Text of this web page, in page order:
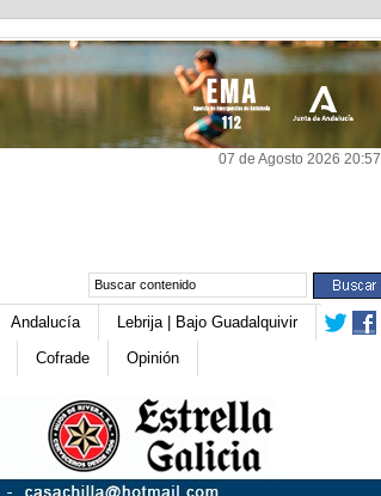
07 de Agosto 2026 20:57
Andalucía
Lebrija | Bajo Guadalquivir
Cofrade Opinión